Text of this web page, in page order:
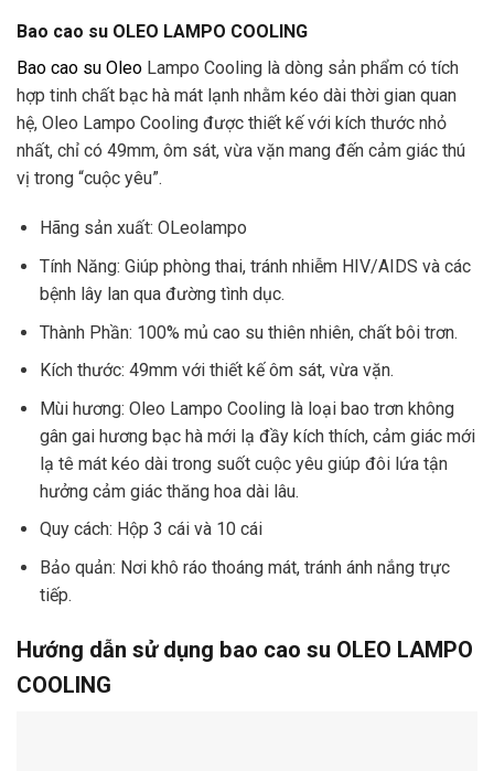
Bao cao su OLEO LAMPO COOLING
Bao cao su Oleo Lampo Cooling là dòng sản phẩm có tích
hợp tinh chất bạc hà mát lạnh nhằm kéo dài thời gian quan
hệ, Oleo Lampo Cooling được thiết kế với kích thước nhỏ
nhất, chỉ có 49mm, ôm sát, vừa vặn mang đến cảm giác thú
vị trong “cuộc yêu”.
Hãng sản xuất: OLeolampo
Tính Năng: Giúp phòng thai, tránh nhiễm HIV/AIDS và các
bệnh lây lan qua đường tình dục.
Thành Phần: 100% mủ cao su thiên nhiên, chất bôi trơn.
Kích thước: 49mm với thiết kế ôm sát, vừa vặn.
Mùi hương: Oleo Lampo Cooling là loại bao trơn không
gân gai hương bạc hà mới lạ đầy kích thích, cảm giác mới
lạ tê mát kéo dài trong suốt cuộc yêu giúp đôi lứa tận
hưởng cảm giác thăng hoa dài lâu.
Quy cách: Hộp 3 cái và 10 cái
Bảo quản: Nơi khô ráo thoáng mát, tránh ánh nắng trực
tiếp.
Hướng dẫn sử dụng bao cao su OLEO LAMPO
COOLING